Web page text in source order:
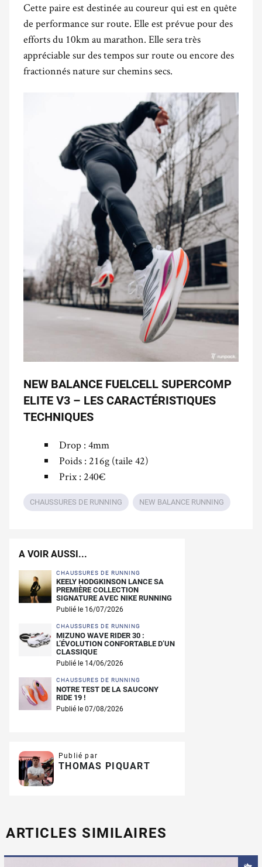
Cette paire est destinée au coureur qui est en quête
de performance sur route. Elle est prévue pour des
efforts du 10km au marathon. Elle sera très
appréciable sur des tempos sur route ou encore des
fractionnés nature sur chemins secs.
NEW BALANCE FUELCELL SUPERCOMP
ELITE V3 – LES CARACTÉRISTIQUES
TECHNIQUES
Drop : 4mm
Poids : 216g (taile 42)
Prix : 240€
CHAUSSURES DE RUNNING NEW BALANCE RUNNING
A VOIR AUSSI...
CHAUSSURES DE RUNNING
KEELY HODGKINSON LANCE SA
PREMIÈRE COLLECTION
SIGNATURE AVEC NIKE RUNNING
Publié le 16/07/2026
CHAUSSURES DE RUNNING
MIZUNO WAVE RIDER 30 :
L’ÉVOLUTION CONFORTABLE D’UN
CLASSIQUE
Publié le 14/06/2026
CHAUSSURES DE RUNNING
NOTRE TEST DE LA SAUCONY
RIDE 19 !
Publié le 07/08/2026
Publié par
THOMAS PIQUART
ARTICLES SIMILAIRES